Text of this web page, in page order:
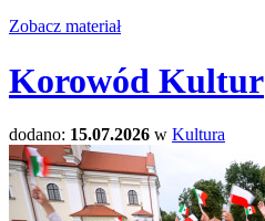
Zobacz materiał
Korowód Kultur
dodano: 15.07.2026 w Kultura